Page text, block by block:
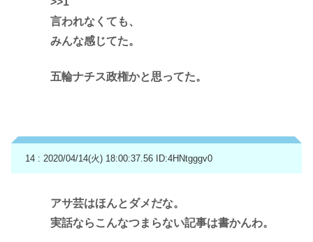
言われなくても、
みんな感じてた。
五輪ナチス政権かと思ってた。
14 : 2020/04/14(火) 18:00:37.56 ID:4HNtgggv0
アサ芸はほんとダメだな。
実話ならこんなつまらない記事は書かんわ。